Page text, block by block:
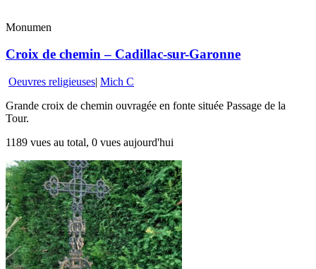
Monumen
Croix de chemin – Cadillac-sur-Garonne
Oeuvres religieuses| Mich C
Grande croix de chemin ouvragée en fonte située Passage de la
Tour.
1189 vues au total, 0 vues aujourd'hui